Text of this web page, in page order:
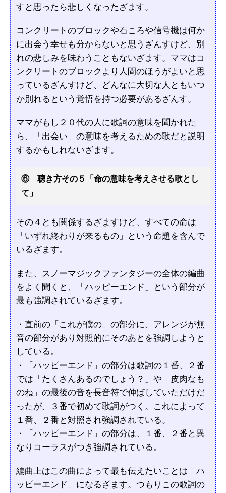
すと思ったら悲しくなったざます。
コンクリートのブロックや石ころや信号機は何か
に出会う幸せも分からないと思うざんすけど、別
れの悲しみを味わうこともないざます。ママはコ
ンクリートのブロックより人間のほうがよいと思
っているざんすけど、どんなに大切な人ともいつ
か別れるという覚悟を持つ必要があるざんす。
ママがもし２０代の人に歌詞の意味を聞かれた
ら、「出会い」の意味を考えるための歌だと説明
するかもしれないざます。
⑥ 聴き方その５「命の意味を考えさせる歌とし
て」
その４とも関係するざますけど、すべての命は
「いずれ終わりが来るもの」という命題を含んで
いるざます。
また、スノーマジックファンタジーの全体の編曲
をよく聞くと、「ハッピーエンド」という部分が
最も強調されているざます。
・直前の「これが僕の」の部分に、アレンジが無
音の部分があり対照的にそのあとを強調しようと
している。
・「ハッピーエンド」の部分は歌詞の１番、２番
では「たくさんあるのでしょう？」や「皮肉なも
のね」の最後の音を長音符で伸ばしていただけだ
ったが、３番で初めて歌詞がつく。これによって
１番、２番と対照され強調されている。
・「ハッピーエンド」の部分は、１番、２番と異
なりコーラスがつき強調されている。
編曲上はこの曲によって最も伝えたいことは「ハ
ッピーエンド」になるざます。つもりこの歌詞の